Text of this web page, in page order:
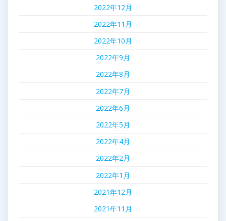
2022年12月
2022年11月
2022年10月
2022年9月
2022年8月
2022年7月
2022年6月
2022年5月
2022年4月
2022年2月
2022年1月
2021年12月
2021年11月